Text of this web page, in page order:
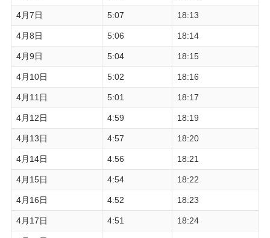
4月7日 5:07 18:13
4月8日 5:06 18:14
4月9日 5:04 18:15
4月10日 5:02 18:16
4月11日 5:01 18:17
4月12日 4:59 18:19
4月13日 4:57 18:20
4月14日 4:56 18:21
4月15日 4:54 18:22
4月16日 4:52 18:23
4月17日 4:51 18:24